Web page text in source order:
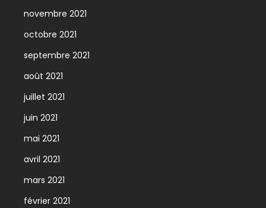
novembre 2021
octobre 2021
septembre 2021
août 2021
juillet 2021
juin 2021
mai 2021
avril 2021
mars 2021
février 2021